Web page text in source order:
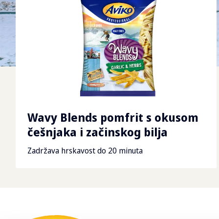
Wavy Blends pomfrit s okusom
češnjaka i začinskog bilja
Zadržava hrskavost do 20 minuta